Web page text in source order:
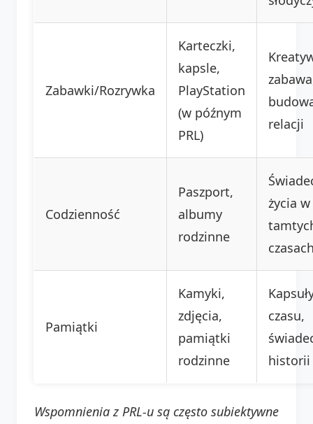
Zabawki/Rozrywka
Karteczki,
kapsle,
PlayStation
(w późnym
PRL)
relacji
Codzienność
Paszport,
albumy
rodzinne
życia w
Pamiątki
Kamyki,
zdjęcia,
pamiątki
rodzinne
czasu,
historii
Wspomnienia z PRL-u są często subiektywne